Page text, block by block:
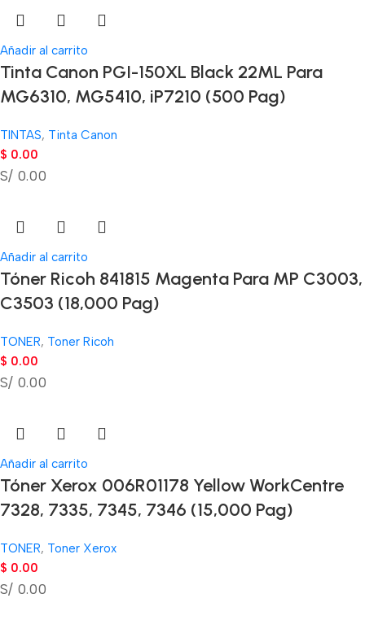
Añadir al carrito
Tinta Canon PGI-150XL Black 22ML Para
MG6310, MG5410, iP7210 (500 Pag)
TINTAS, Tinta Canon
$ 0.00
S/ 0.00
Añadir al carrito
Tóner Ricoh 841815 Magenta Para MP C3003,
C3503 (18,000 Pag)
TONER, Toner Ricoh
$ 0.00
S/ 0.00
Añadir al carrito
Tóner Xerox 006R01178 Yellow WorkCentre
7328, 7335, 7345, 7346 (15,000 Pag)
TONER, Toner Xerox
$ 0.00
S/ 0.00